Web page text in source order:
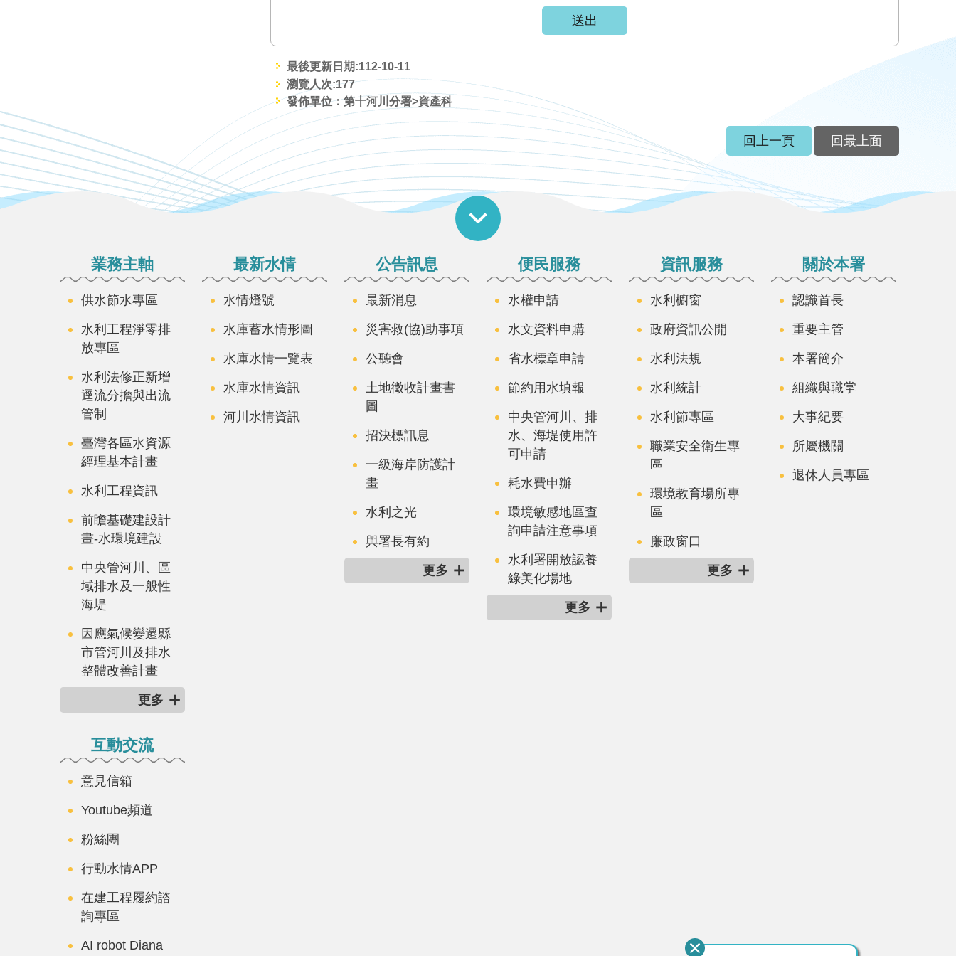
最後更新日期:112-10-11
瀏覽人次:177
發佈單位：第十河川分署>資產科
回上一頁 回最上面
業務主軸
供水節水專區
水利工程淨零排
放專區
水利法修正新增
逕流分擔與出流
管制
臺灣各區水資源
經理基本計畫
水利工程資訊
前瞻基礎建設計
畫-水環境建設
中央管河川、區
域排水及一般性
海堤
因應氣候變遷縣
市管河川及排水
整體改善計畫
更多
最新水情
水情燈號
水庫蓄水情形圖
水庫水情一覽表
水庫水情資訊
河川水情資訊
公告訊息
最新消息
災害救(協)助事項
公聽會
土地徵收計畫書
圖
招決標訊息
一級海岸防護計
畫
水利之光
與署長有約
更多
便民服務
水權申請
水文資料申購
省水標章申請
節約用水填報
中央管河川、排
水、海堤使用許
可申請
耗水費申辦
環境敏感地區查
詢申請注意事項
水利署開放認養
綠美化場地
更多
資訊服務
水利櫥窗
政府資訊公開
水利法規
水利統計
水利節專區
職業安全衛生專
區
環境教育場所專
區
廉政窗口
更多
關於本署
認識首長
重要主管
本署簡介
組織與職掌
大事紀要
所屬機關
退休人員專區
互動交流
意見信箱
Youtube頻道
粉絲團
行動水情APP
在建工程履約諮
詢專區
AI robot Diana